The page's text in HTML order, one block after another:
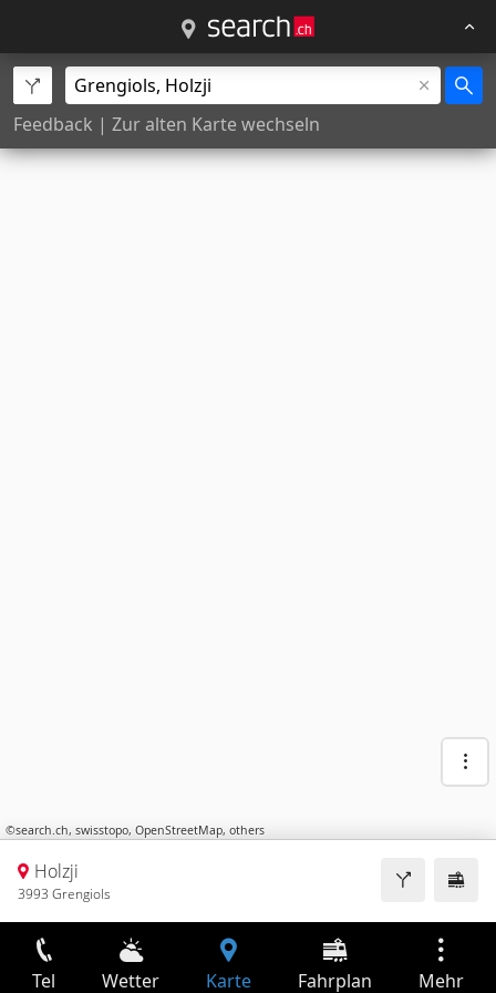
Feedback | Zur alten Karte wechseln
©search.ch, swisstopo, OpenStreetMap, others
Holzji
3993 Grengiols
Tel Wetter Karte Fahrplan Mehr